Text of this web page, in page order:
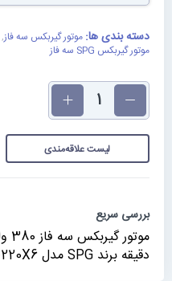
دسته بندی ها: موتور گیربکس سه فاز,
موتور گیربکس SPG سه فاز
تعداد
لیست علاقه‌مندی
بررسی سریع
دقیقه برند SPG مدل PAL50-50EB-220X6